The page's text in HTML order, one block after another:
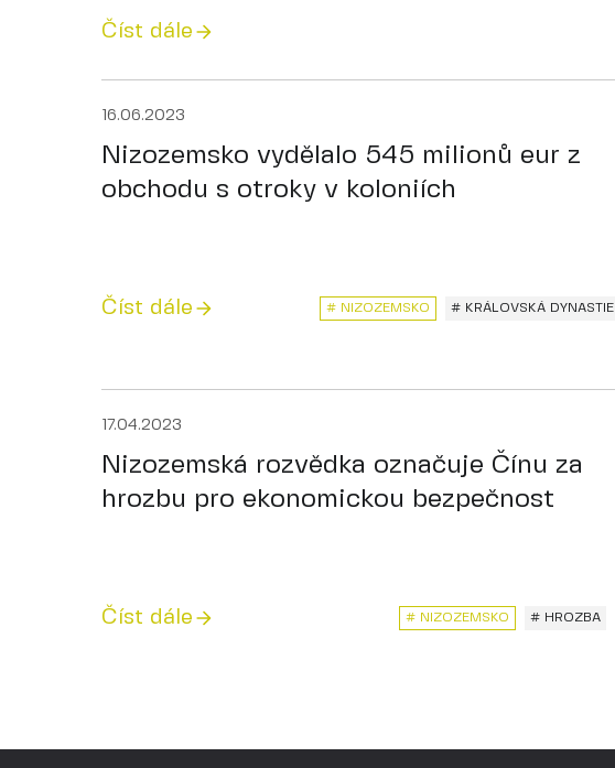
Číst dále
16.06.2023
Nizozemsko vydělalo 545 milionů eur z
obchodu s otroky v koloniích
Číst dále # KRÁLOVSKÁ DYNASTIE
# NIZOZEMSKO
17.04.2023
Nizozemská rozvědka označuje Čínu za
hrozbu pro ekonomickou bezpečnost
Číst dále # HROZBA
# NIZOZEMSKO